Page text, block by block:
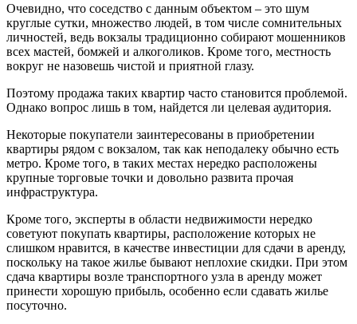
Очевидно, что соседство с данным объектом – это шум
круглые сутки, множество людей, в том числе сомнительных
личностей, ведь вокзалы традиционно собирают мошенников
всех мастей, бомжей и алкоголиков. Кроме того, местность
вокруг не назовешь чистой и приятной глазу.
Поэтому продажа таких квартир часто становится проблемой.
Однако вопрос лишь в том, найдется ли целевая аудитория.
Некоторые покупатели заинтересованы в приобретении
квартиры рядом с вокзалом, так как неподалеку обычно есть
метро. Кроме того, в таких местах нередко расположены
крупные торговые точки и довольно развита прочая
инфраструктура.
Кроме того, эксперты в области недвижимости нередко
советуют покупать квартиры, расположение которых не
слишком нравится, в качестве инвестиции для сдачи в аренду,
поскольку на такое жилье бывают неплохие скидки. При этом
сдача квартиры возле транспортного узла в аренду может
принести хорошую прибыль, особенно если сдавать жилье
посуточно.